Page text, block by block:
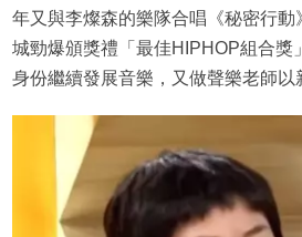
年又與李燦森的樂隊合唱《秘密行
城勁爆頒獎禮「最佳HIPHOP組合獎
身份繼續發展音樂，又做聲樂老師以